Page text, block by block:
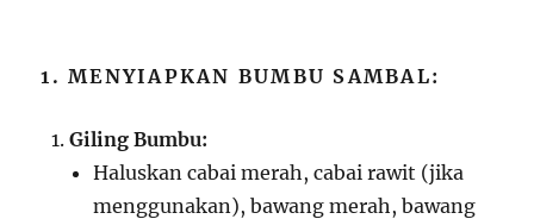
1. MENYIAPKAN BUMBU SAMBAL:
Giling Bumbu:
Haluskan cabai merah, cabai rawit (jika
menggunakan), bawang merah, bawang